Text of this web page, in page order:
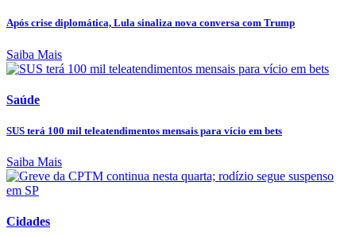
Após crise diplomática, Lula sinaliza nova conversa com Trump
Saiba Mais
Saúde
SUS terá 100 mil teleatendimentos mensais para vício em bets
Saiba Mais
Cidades